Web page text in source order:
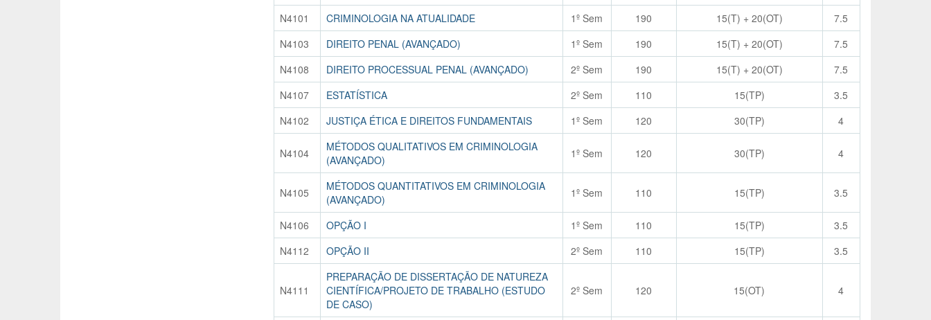
N4101
CRIMINOLOGIA NA ATUALIDADE 1º Sem 190 15(T) + 20(OT)
7.5
N4103
DIREITO PENAL (AVANÇADO) 1º Sem 190 15(T) + 20(OT)
7.5
N4108
DIREITO PROCESSUAL PENAL (AVANÇADO) 2º Sem 190 15(T) + 20(OT)
7.5
N4107
ESTATÍSTICA 2º Sem 110 15(TP)
3.5
N4102
JUSTIÇA ÉTICA E DIREITOS FUNDAMENTAIS 1º Sem 120 30(TP) 4
N4104
MÉTODOS QUALITATIVOS EM CRIMINOLOGIA
(AVANÇADO)
1º Sem 120 30(TP) 4
N4105
MÉTODOS QUANTITATIVOS EM CRIMINOLOGIA
(AVANÇADO)
1º Sem 110 15(TP) 3.5
N4106 OPÇÃO I 1º Sem 110 15(TP)
3.5
N4112
OPÇÃO II 2º Sem 110 15(TP) 3.5
N4111
PREPARAÇÃO DE DISSERTAÇÃO DE NATUREZA
CIENTÍFICA/PROJETO DE TRABALHO (ESTUDO
DE CASO)
2º Sem 120 15(OT) 4